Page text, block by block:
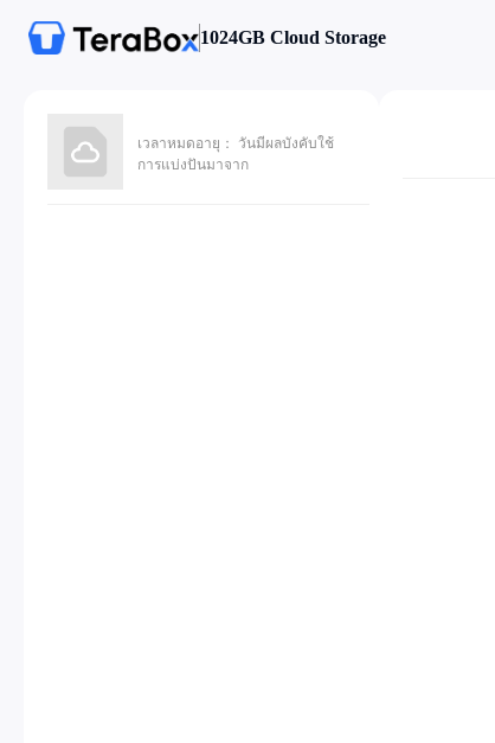
1024GB Cloud Storage
เวลาหมดอายุ： วันมีผลบังคับใช้
การแบ่งปันมาจาก